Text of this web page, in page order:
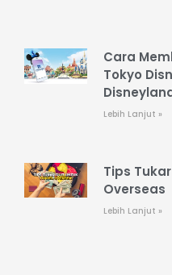
Cara
Tokyo
Lebih Lanjut »
Tips
Overseas
Lebih Lanjut »